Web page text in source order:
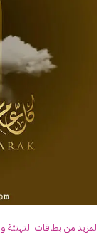
لمزيد من بطاقات التهنئة